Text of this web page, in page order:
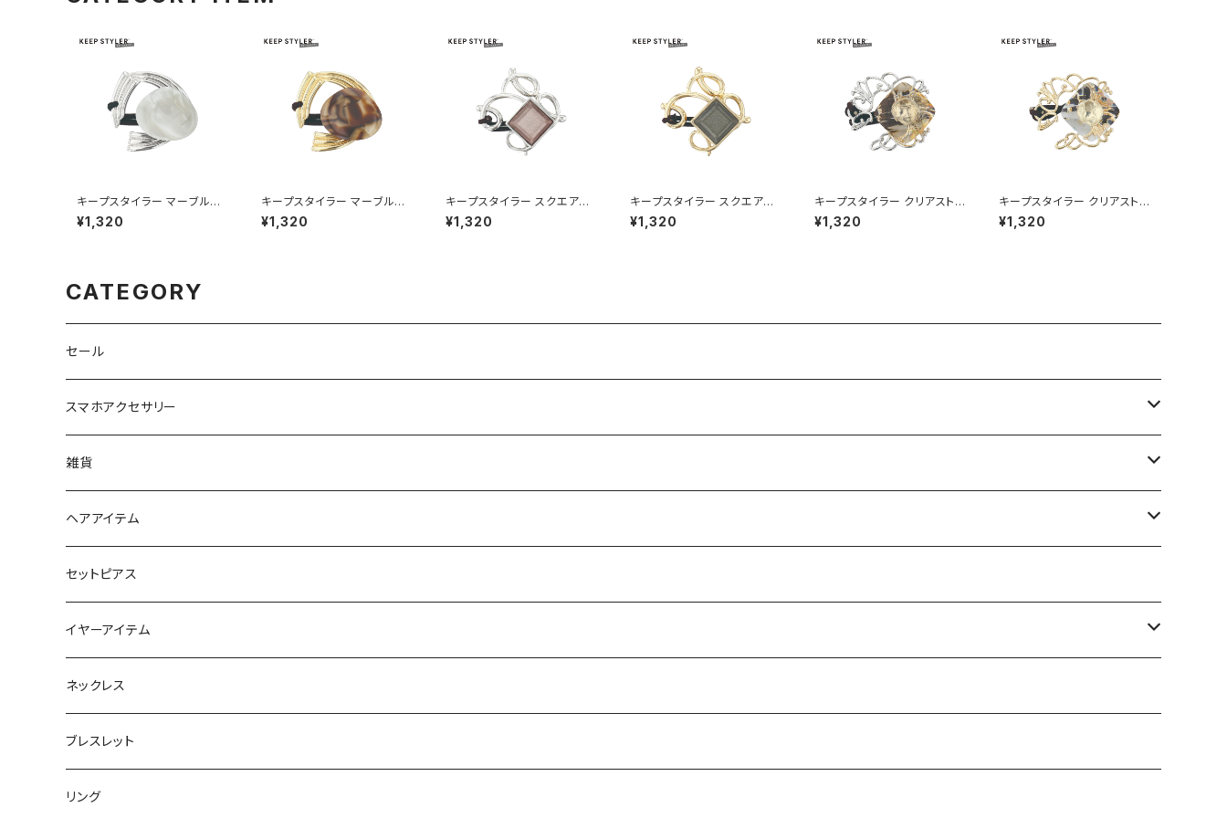
キープスタイラー マーブルス
トーン HHG1188-SV（シルバ
ー）
¥1,320
キープスタイラー マーブルス
トーン HHG1188-GD（ゴー
ルド）
¥1,320
キープスタイラー スクエアス
トーン HHG1187-SV（シルバ
ー）
¥1,320
キープスタイラー スクエアス
トーン HHG1187-GD（ゴー
ルド）
¥1,320
キープスタイラー クリアスト
ーン HHG1186-SV（シルバ
ー）
¥1,320
キープスタイラー クリアスト
ーン HHG1186-GD（ゴール
ド）
¥1,320
CATEGORY
セール
スマホアクセサリー
iPhoneケース
スマホリング＆グリップ
マルチショルダー
雑貨
ポーチ
マチ付きポーチ
フラットポーチ
スマートキーポーチ
チャーム / カラビナ
ウォレット / 財布
トートバッグ
パスケース
ヘアアイテム
静電気軽減ヘアブレスレット
ポニーフック
テールクラッチ
シュシュット
キープスタイラー
セットピアス
イヤーアイテム
ステンレスピアス
ピアス
イヤリング
ネックレス
ブレスレット
リング